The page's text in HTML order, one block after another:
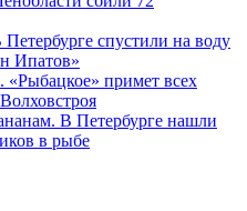
спустили на воду
Ипатов»
«Рыбацкое» примет всех
В Петербурге нашли
в рыбе